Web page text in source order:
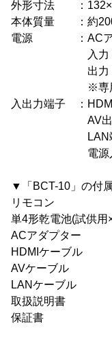
外形寸法 ：
本体質量 ：約
電源 ：ACア
入力 100V
出力 5V
※専用アダ
入出力端子 ：
AV出力
LAN端
電源入
▼「BCT-10」の付
リモコン
単4形乾電池(試供用
ACアダプター
HDMIケーブル
AVケーブル
LANケーブル
取扱説明書
保証書